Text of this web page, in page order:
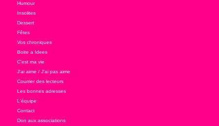
Humour
Insolites
Dessert
Fêtes
Vos chroniques
Boite a Idees
C'est ma vie
J'ai aime / J'ai pas aime
Courrier des lecteurs
Les bonnes adresses
L'équipe
Contact
Don aux associations